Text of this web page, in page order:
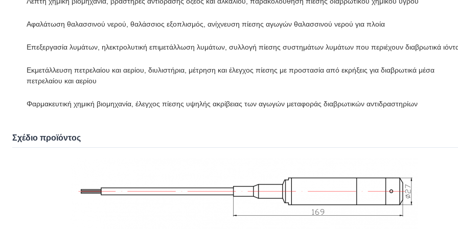
Αφαλάτωση θαλασσινού νερού, θαλάσσιος εξοπλισμός, ανίχνευση πίεσης αγωγών θαλασσινού νερού για πλοία
Επεξεργασία λυμάτων, ηλεκτρολυτική επιμετάλλωση λυμάτων, συλλογή πίεσης συστημάτων λυμάτων που περιέχουν διαβρωτικά
Εκμετάλλευση πετρελαίου και αερίου, διυλιστήρια, μέτρηση και έλεγχος πίεσης με προστασία από εκρήξεις για διαβρωτικά μέσα
πετρελαίου και αερίου
Φαρμακευτική χημική βιομηχανία, έλεγχος πίεσης υψηλής ακρίβειας των αγωγών μεταφοράς διαβρωτικών αντιδραστηρίων
Σχέδιο προϊόντος